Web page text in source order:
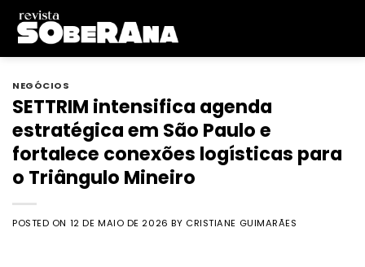
Skip
content
NEGÓCIOS
SETTRIM intensifica agenda
estratégica em São Paulo e
fortalece conexões logísticas para
o Triângulo Mineiro
POSTED ON 12 DE MAIO DE 2026 BY CRISTIANE GUIMARÃES